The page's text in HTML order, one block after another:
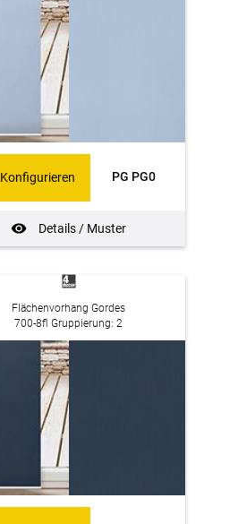
PG PG0
Details / Muster
Konfigurieren
Flächenvorhang Gordes
700-8fl Gruppierung: 2